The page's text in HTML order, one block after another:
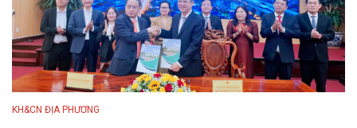
KH&CN ĐỊA PHƯƠNG